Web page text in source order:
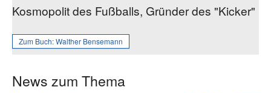
Kosmopolit des Fußballs, Gründer des "Kicker"
Zum Buch:Walther Bensemann
News zum Thema